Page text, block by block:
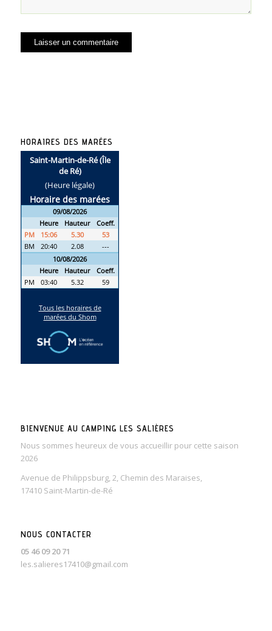
HORAIRES DES MARÉES
BIENVENUE AU CAMPING LES SALIÈRES
Nous sommes heureux de vous accueillir pour cette saison
2026
Avenue de Philippsburg, 2, Chemin des Maraises,
17410 Saint-Martin-de-Ré
NOUS CONTACTER
05 46 09 20 71
les.salieres17410@gmail.com